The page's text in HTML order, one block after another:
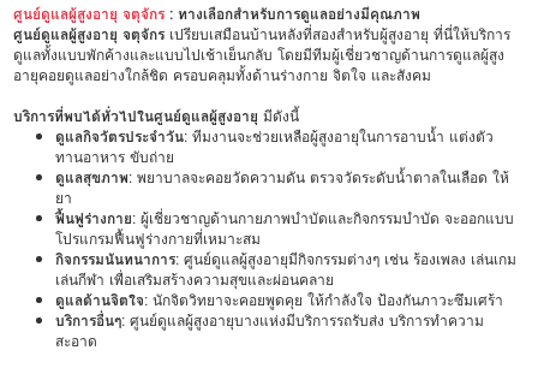
ศูนย์ดูแลผู้สูงอายุ จตุจักร : ทางเลือกสำหรับการดูแลอย่างมีคุณภาพ
ศูนย์ดูแลผู้สูงอายุ จตุจักร เปรียบเสมือนบ้านหลังที่สองสำหรับผู้สูงอายุ ที่นี่ให้บริการ
ดูแลทั้งแบบพักค้างและแบบไปเช้าเย็นกลับ โดยมีทีมผู้เชี่ยวชาญด้านการดูแลผู้สูง
อายุคอยดูแลอย่างใกล้ชิด ครอบคลุมทั้งด้านร่างกาย จิตใจ และสังคม
บริการที่พบได้ทั่วไปในศูนย์ดูแลผู้สูงอายุ มีดังนี้
ดูแลกิจวัตรประจำวัน: ทีมงานจะช่วยเหลือผู้สูงอายุในการอาบน้ำ แต่งตัว
ทานอาหาร ขับถ่าย
ดูแลสุขภาพ: พยาบาลจะคอยวัดความดัน ตรวจวัดระดับน้ำตาลในเลือด ให้
ยา
ฟื้นฟูร่างกาย: ผู้เชี่ยวชาญด้านกายภาพบำบัดและกิจกรรมบำบัด จะออกแบบ
โปรแกรมฟื้นฟูร่างกายที่เหมาะสม
กิจกรรมนันทนาการ: ศูนย์ดูแลผู้สูงอายุมีกิจกรรมต่างๆ เช่น ร้องเพลง เล่นเกม
เล่นกีฬา เพื่อเสริมสร้างความสุขและผ่อนคลาย
ดูแลด้านจิตใจ: นักจิตวิทยาจะคอยพูดคุย ให้กำลังใจ ป้องกันภาวะซึมเศร้า
บริการอื่นๆ: ศูนย์ดูแลผู้สูงอายุบางแห่งมีบริการรถรับส่ง บริการทำความ
สะอาด